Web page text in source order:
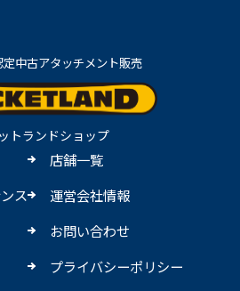
中古アタッチメント販売
トランドショップ
ス
店舗一覧
運営会社情報
お問い合わせ
プライバシーポリシー